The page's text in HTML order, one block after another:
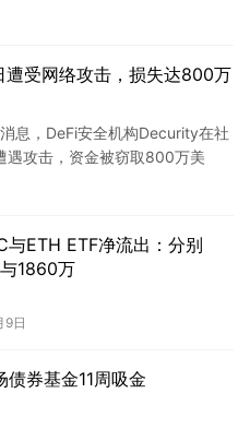
小…
受网络攻击，损失达800万
息，DeFi安全机构Decurity在社
遇攻击，资金被窃取800万美
与ETH ETF净流出：分别
1860万
9日
债券基金11周吸金